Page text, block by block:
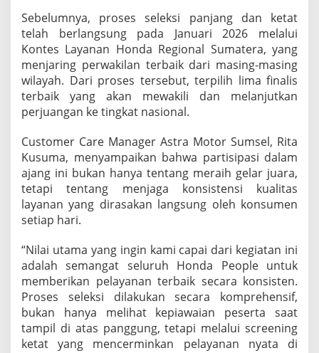
i
k
d
A
j
a
n
g
a
s
i
o
a
Sebelumnya, proses seleksi panjang dan ketat
telah berlangsung pada Januari 2026 melalui
Kontes Layanan Honda Regional Sumatera, yang
menjaring perwakilan terbaik dari masing-masing
wilayah. Dari proses tersebut, terpilih lima finalis
terbaik yang akan mewakili dan melanjutkan
perjuangan ke tingkat nasional.
Customer Care Manager Astra Motor Sumsel, Rita
Kusuma, menyampaikan bahwa partisipasi dalam
ajang ini bukan hanya tentang meraih gelar juara,
tetapi tentang menjaga konsistensi kualitas
layanan yang dirasakan langsung oleh konsumen
setiap hari.
“Nilai utama yang ingin kami capai dari kegiatan ini
adalah semangat seluruh Honda People untuk
memberikan pelayanan terbaik secara konsisten.
Proses seleksi dilakukan secara komprehensif,
bukan hanya melihat kepiawaian peserta saat
tampil di atas panggung, tetapi melalui screening
ketat yang mencerminkan pelayanan nyata di